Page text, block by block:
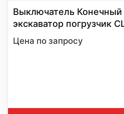
Выключатель
экскаватор погрузчик
Цена по запросу